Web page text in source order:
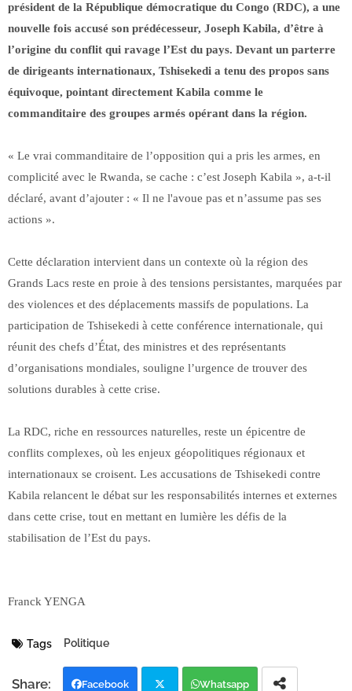
président de la République démocratique du Congo (RDC), a une
nouvelle fois accusé son prédécesseur, Joseph Kabila, d’être à
l’origine du conflit qui ravage l’Est du pays. Devant un parterre
de dirigeants internationaux, Tshisekedi a tenu des propos sans
équivoque, pointant directement Kabila comme le
commanditaire des groupes armés opérant dans la région.
« Le vrai commanditaire de l’opposition qui a pris les armes, en
complicité avec le Rwanda, se cache : c’est Joseph Kabila », a-t-il
déclaré, avant d’ajouter : « Il ne l'avoue pas et n’assume pas ses
actions ».
Cette déclaration intervient dans un contexte où la région des
Grands Lacs reste en proie à des tensions persistantes, marquées par
des violences et des déplacements massifs de populations. La
participation de Tshisekedi à cette conférence internationale, qui
réunit des chefs d’État, des ministres et des représentants
d’organisations mondiales, souligne l’urgence de trouver des
solutions durables à cette crise.
La RDC, riche en ressources naturelles, reste un épicentre de
conflits complexes, où les enjeux géopolitiques régionaux et
internationaux se croisent. Les accusations de Tshisekedi contre
Kabila relancent le débat sur les responsabilités internes et externes
dans cette crise, tout en mettant en lumière les défis de la
stabilisation de l’Est du pays.
Franck YENGA
Tags Politique
Facebook Whatsapp